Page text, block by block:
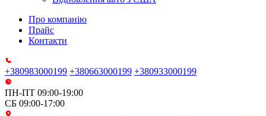
Про компанію
Прайс
Контакти
+380983000199 +380663000199 +380933000199
ПН-ПТ 09:00-19:00
СБ 09:00-17:00